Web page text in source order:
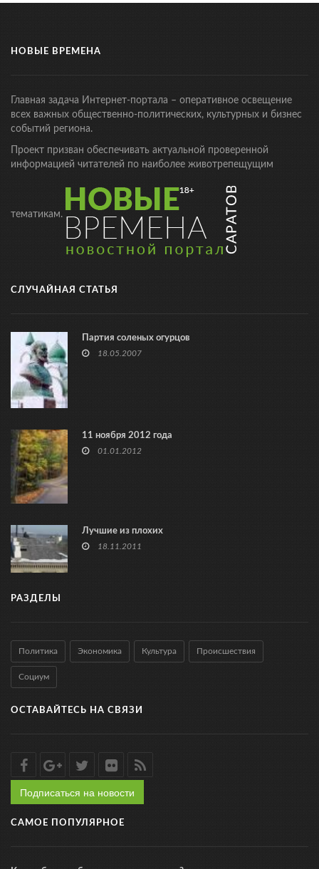
НОВЫЕ ВРЕМЕНА
Главная задача Интернет-портала – оперативное освещение
всех важных общественно-политических, культурных и бизнес
событий региона.
Проект призван обеспечивать актуальной проверенной
информацией читателей по наиболее животрепещущим
тематикам.
СЛУЧАЙНАЯ СТАТЬЯ
Партия соленых огурцов
18.05.2007
11 ноября 2012 года
01.01.2012
Лучшие из плохих
18.11.2011
РАЗДЕЛЫ
Политика Экономика Культура Происшествия
Социум
ОСТАВАЙТЕСЬ НА СВЯЗИ
Подписаться на новости
САМОЕ ПОПУЛЯРНОЕ